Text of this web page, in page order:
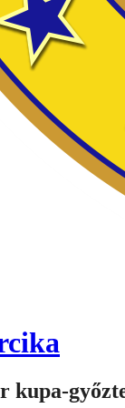
kupa-